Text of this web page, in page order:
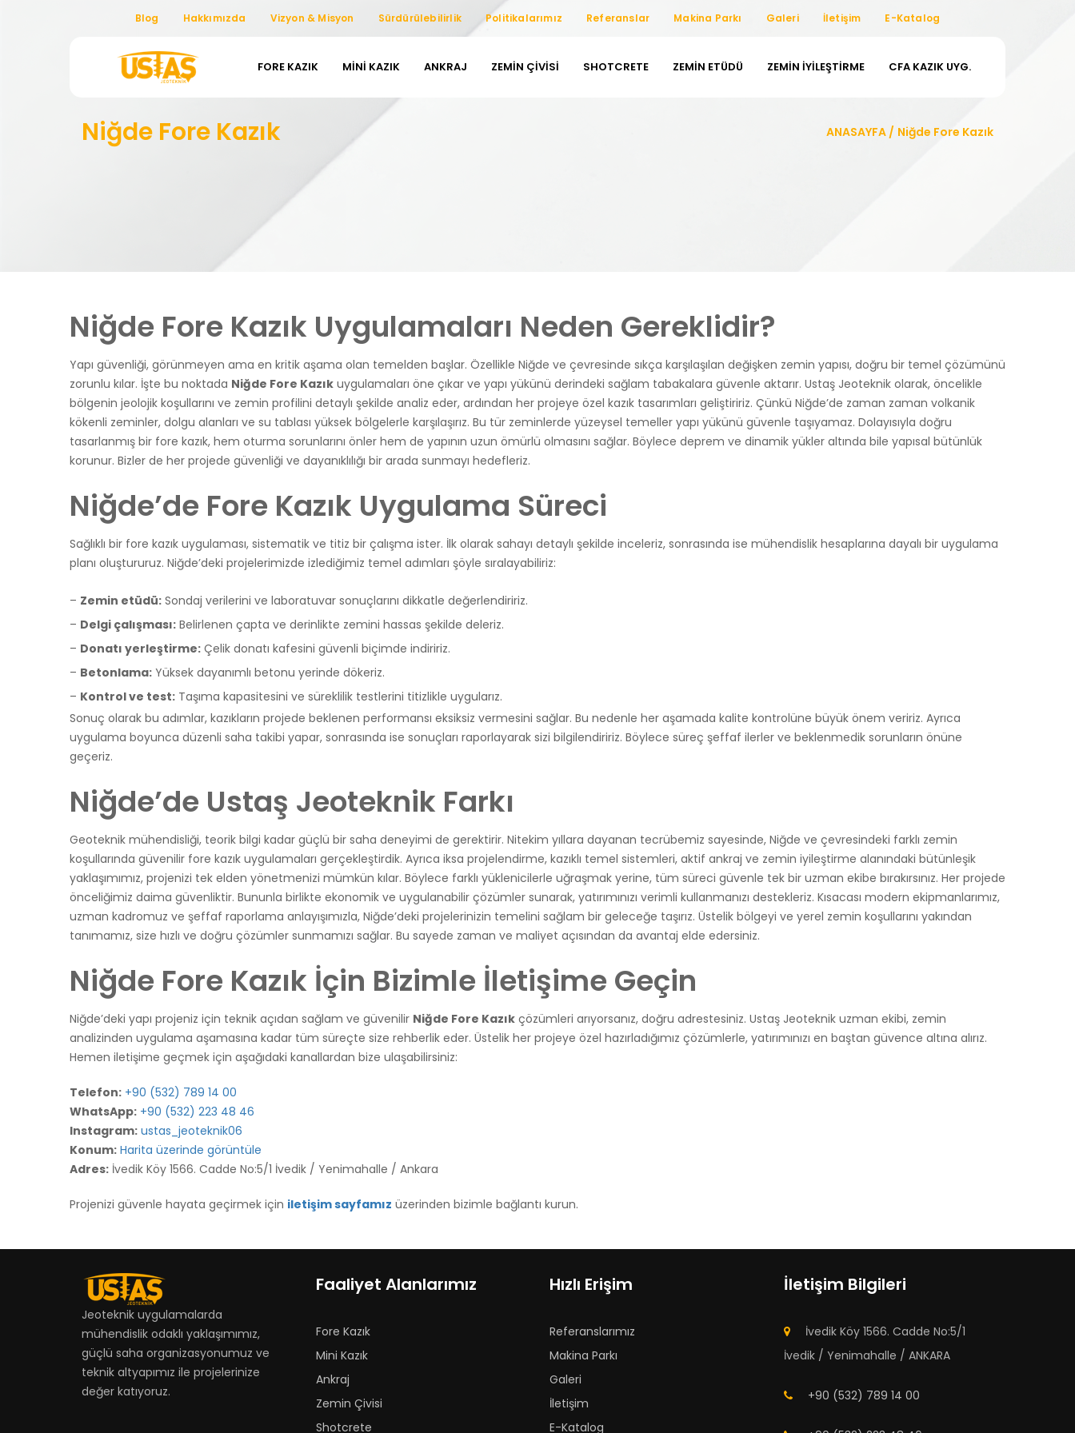
Blog Hakkımızda Vizyon & Misyon Sürdürülebilirlik Politikalarımız Referanslar Makina Parkı Galeri İletişim E-Katalog
FORE KAZIK MINI KAZIK ANKRAJ ZEMIN ÇIVISI SHOTCRETE ZEMIN ETÜDÜ ZEMIN İYILEŞTIRME CFA KAZIK UYG.
Niğde Fore Kazık ANASAYFA / Niğde Fore Kazık
Niğde Fore Kazık Uygulamaları Neden Gereklidir?
Yapı güvenliği, görünmeyen ama en kritik aşama olan temelden başlar. Özellikle Niğde ve çevresinde sıkça karşılaşılan değişken zemin yapısı, doğru bir temel çözümünü
zorunlu kılar. İşte bu noktada Niğde Fore Kazık uygulamaları öne çıkar ve yapı yükünü derindeki sağlam tabakalara güvenle aktarır. Ustaş Jeoteknik olarak, öncelikle
bölgenin jeolojik koşullarını ve zemin profilini detaylı şekilde analiz eder, ardından her projeye özel kazık tasarımları geliştiririz. Çünkü Niğde’de zaman zaman volkanik
kökenli zeminler, dolgu alanları ve su tablası yüksek bölgelerle karşılaşırız. Bu tür zeminlerde yüzeysel temeller yapı yükünü güvenle taşıyamaz. Dolayısıyla doğru
tasarlanmış bir fore kazık, hem oturma sorunlarını önler hem de yapının uzun ömürlü olmasını sağlar. Böylece deprem ve dinamik yükler altında bile yapısal bütünlük
korunur. Bizler de her projede güvenliği ve dayanıklılığı bir arada sunmayı hedefleriz.
Niğde’de Fore Kazık Uygulama Süreci
Sağlıklı bir fore kazık uygulaması, sistematik ve titiz bir çalışma ister. İlk olarak sahayı detaylı şekilde inceleriz, sonrasında ise mühendislik hesaplarına dayalı bir uygulama
planı oluştururuz. Niğde’deki projelerimizde izlediğimiz temel adımları şöyle sıralayabiliriz:
– Zemin etüdü: Sondaj verilerini ve laboratuvar sonuçlarını dikkatle değerlendiririz.
– Delgi çalışması: Belirlenen çapta ve derinlikte zemini hassas şekilde deleriz.
– Donatı yerleştirme: Çelik donatı kafesini güvenli biçimde indiririz.
– Betonlama: Yüksek dayanımlı betonu yerinde dökeriz.
– Kontrol ve test: Taşıma kapasitesini ve süreklilik testlerini titizlikle uygularız.
Sonuç olarak bu adımlar, kazıkların projede beklenen performansı eksiksiz vermesini sağlar. Bu nedenle her aşamada kalite kontrolüne büyük önem veririz. Ayrıca
uygulama boyunca düzenli saha takibi yapar, sonrasında ise sonuçları raporlayarak sizi bilgilendiririz. Böylece süreç şeffaf ilerler ve beklenmedik sorunların önüne
geçeriz.
Niğde’de Ustaş Jeoteknik Farkı
Geoteknik mühendisliği, teorik bilgi kadar güçlü bir saha deneyimi de gerektirir. Nitekim yıllara dayanan tecrübemiz sayesinde, Niğde ve çevresindeki farklı zemin
koşullarında güvenilir fore kazık uygulamaları gerçekleştirdik. Ayrıca iksa projelendirme, kazıklı temel sistemleri, aktif ankraj ve zemin iyileştirme alanındaki bütünleşik
yaklaşımımız, projenizi tek elden yönetmenizi mümkün kılar. Böylece farklı yüklenicilerle uğraşmak yerine, tüm süreci güvenle tek bir uzman ekibe bırakırsınız. Her projede
önceliğimiz daima güvenliktir. Bununla birlikte ekonomik ve uygulanabilir çözümler sunarak, yatırımınızı verimli kullanmanızı destekleriz. Kısacası modern ekipmanlarımız,
uzman kadromuz ve şeffaf raporlama anlayışımızla, Niğde’deki projelerinizin temelini sağlam bir geleceğe taşırız. Üstelik bölgeyi ve yerel zemin koşullarını yakından
tanımamız, size hızlı ve doğru çözümler sunmamızı sağlar. Bu sayede zaman ve maliyet açısından da avantaj elde edersiniz.
Niğde Fore Kazık İçin Bizimle İletişime Geçin
Niğde’deki yapı projeniz için teknik açıdan sağlam ve güvenilir Niğde Fore Kazık çözümleri arıyorsanız, doğru adrestesiniz. Ustaş Jeoteknik uzman ekibi, zemin
analizinden uygulama aşamasına kadar tüm süreçte size rehberlik eder. Üstelik her projeye özel hazırladığımız çözümlerle, yatırımınızı en baştan güvence altına alırız.
Hemen iletişime geçmek için aşağıdaki kanallardan bize ulaşabilirsiniz:
Telefon: +90 (532) 789 14 00
WhatsApp: +90 (532) 223 48 46
Instagram: ustas_jeoteknik06
Konum: Harita üzerinde görüntüle
Adres: İvedik Köy 1566. Cadde No:5/1 İvedik / Yenimahalle / Ankara
Projenizi güvenle hayata geçirmek için iletişim sayfamız üzerinden bizimle bağlantı kurun.
Jeoteknik uygulamalarda
mühendislik odaklı yaklaşımımız,
güçlü saha organizasyonumuz ve
teknik altyapımız ile projelerinize
değer katıyoruz.
Faaliyet Alanlarımız
Fore Kazık
Mini Kazık
Ankraj
Zemin Çivisi
Shotcrete
Hızlı Erişim
Referanslarımız
Makina Parkı
Galeri
İletişim
E-Katalog
İletişim Bilgileri
İvedik Köy 1566. Cadde No:5/1
İvedik / Yenimahalle / ANKARA
+90 (532) 789 14 00